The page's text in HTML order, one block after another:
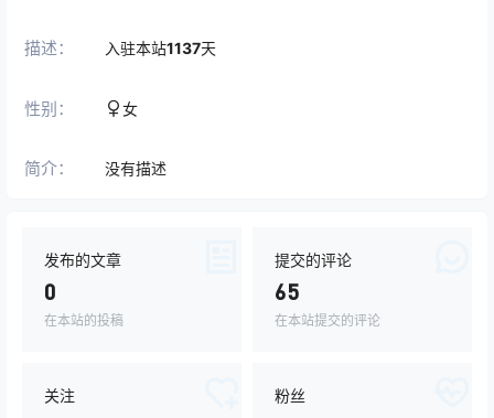
描述： 入驻本站1137天
性别： 女
简介： 没有描述
发布的文章
0
在本站的投稿
提交的评论
65
在本站提交的评论
关注 粉丝